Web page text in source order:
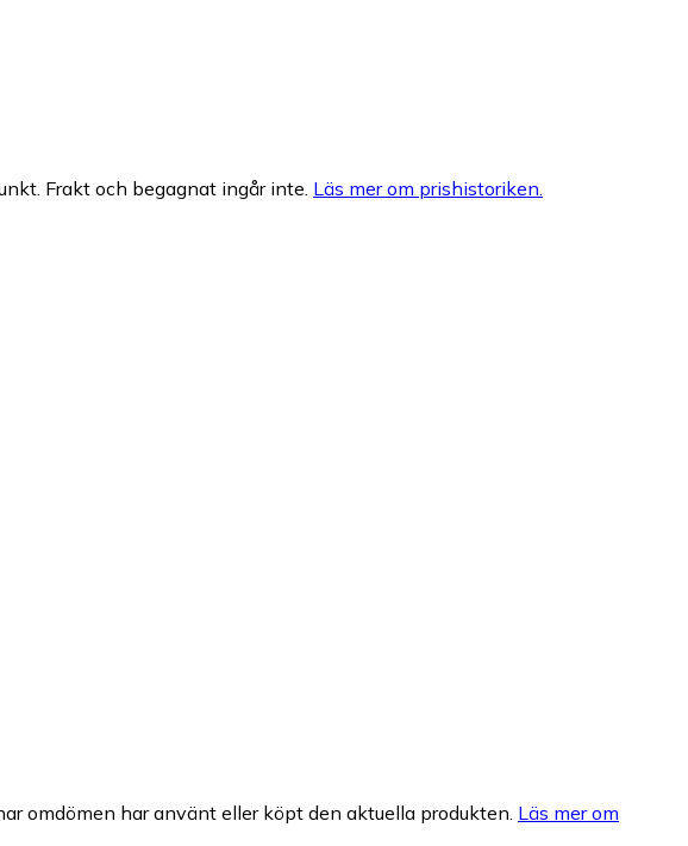
Frakt och begagnat ingår inte. Läs mer om prishistoriken.
omdömen har använt eller köpt den aktuella produkten. Läs mer om